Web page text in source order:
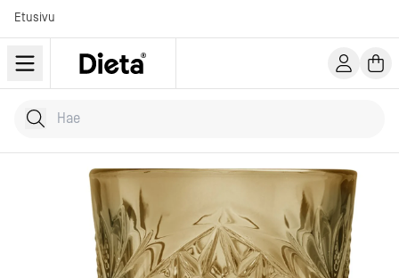
Etusivu
Hae tuotteita
Kirjoita hakusana...